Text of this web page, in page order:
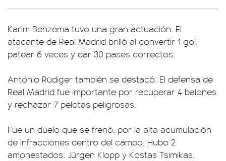
Karim Benzema tuvo una gran actuación. El
atacante de Real Madrid brilló al convertir 1 gol,
patear 6 veces y dar 30 pases correctos.
Antonio Rüdiger también se destacó. El defensa de
Real Madrid fue importante por recuperar 4 balones
y rechazar 7 pelotas peligrosas.
Fue un duelo que se frenó, por la alta acumulación
de infracciones dentro del campo. Hubo 2
amonestados: Jürgen Klopp y Kostas Tsimikas.